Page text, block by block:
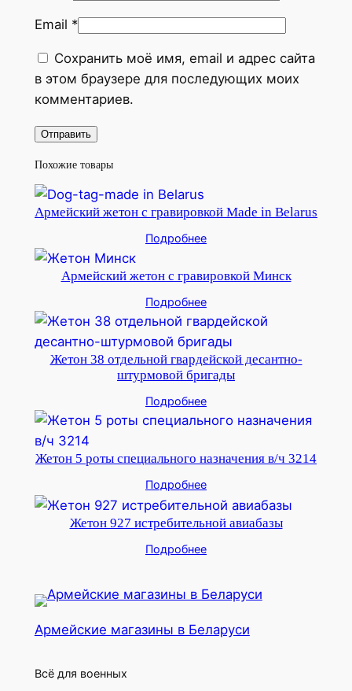
Email *
Сохранить моё имя, email и адрес сайта
в этом браузере для последующих моих
комментариев.
Похожие товары
Армейский жетон с гравировкой Made in Belarus
Подробнее
Армейский жетон с гравировкой Минск
Подробнее
Жетон 38 отдельной гвардейской десантно-
штурмовой бригады
Подробнее
Жетон 5 роты специального назначения в/ч 3214
Подробнее
Жетон 927 истребительной авиабазы
Подробнее
Армейские магазины в Беларуси
Всё для военных